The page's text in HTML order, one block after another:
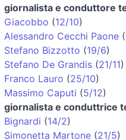
giornalista e conduttore
Giacobbo (12/10)
Alessandro Cecchi Paone (
Stefano Bizzotto (19/6)
Stefano De Grandis (21/11)
Franco Lauro (25/10)
Massimo Caputi (5/12)
giornalista e conduttrice
Bignardi (14/2)
Simonetta Martone (21/5)